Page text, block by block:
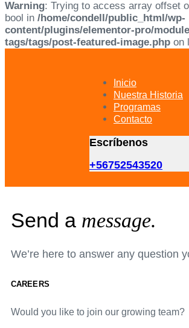
Warning: Trying to access array offset
bool in /home/condell/public_html/wp-
content/plugins/elementor-pro/
tags/tags/post-featured-image.php on
Inicio
Nuestra Historia
Programas
Contacto
Escríbenos
+56752543520
Send a message.
We’re here to answer any question
CAREERS
Would you like to join our growing team?